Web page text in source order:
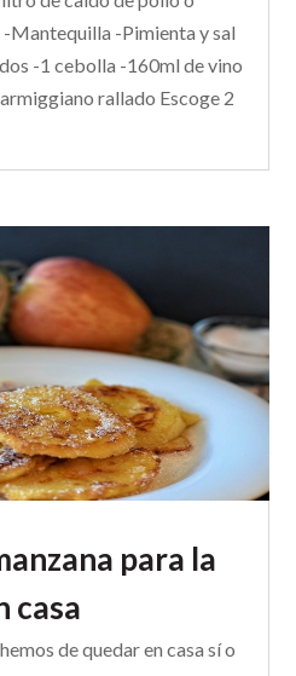
Mantequilla -Pimienta y sal
-1 cebolla -160ml de vino
rallado Escoge 2
para la
casa
de quedar en casa sí o